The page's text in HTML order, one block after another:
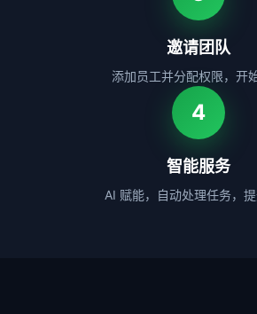
邀请团队
添加员工并分配权限，开
4
智能服务
AI 赋能，自动处理任务，